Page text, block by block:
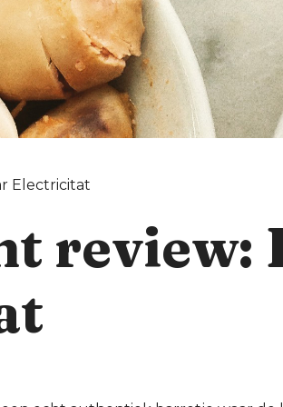
Electricitat
review: